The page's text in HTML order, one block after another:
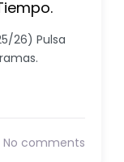
26) Pulsa
No comments